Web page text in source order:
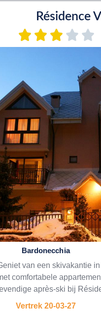
Résidence
Bardonecchia
van een skivakantie
comfortabele
après-ski bij
Vertrek 20-03-27